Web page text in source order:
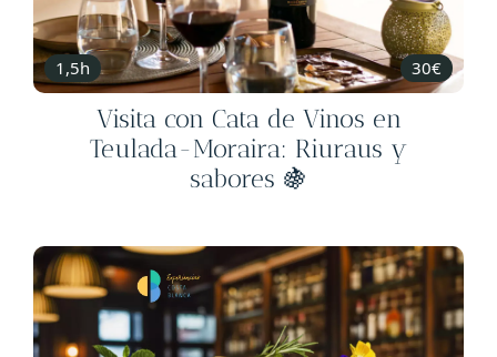
1,5h 30€
Visita con Cata de Vinos en
Teulada-Moraira: Riuraus y
sabores 🍇